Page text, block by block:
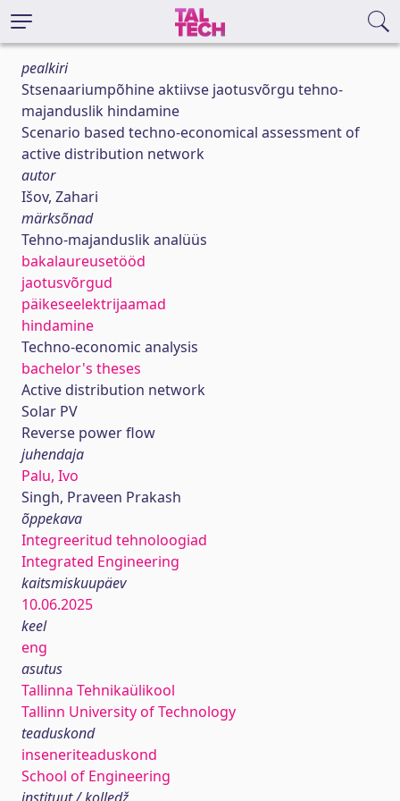
pealkiri
Stsenaariumpõhine aktiivse jaotusvõrgu tehno-
majanduslik hindamine
Scenario based techno-economical assessment of
active distribution network
autor
Išov, Zahari
märksõnad
Tehno-majanduslik analüüs
bakalaureusetööd
jaotusvõrgud
päikeseelektrijaamad
hindamine
Techno-economic analysis
bachelor's theses
Active distribution network
Solar PV
Reverse power flow
juhendaja
Palu, Ivo
Singh, Praveen Prakash
õppekava
Integreeritud tehnoloogiad
Integrated Engineering
kaitsmiskuupäev
10.06.2025
keel
eng
asutus
Tallinna Tehnikaülikool
Tallinn University of Technology
teaduskond
inseneriteaduskond
School of Engineering